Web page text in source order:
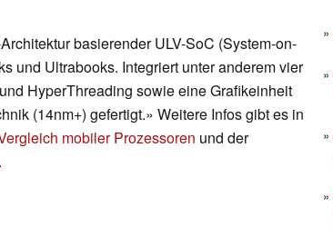
basierender ULV-SoC (System-on-
und Ultrabooks. Integriert unter anderem vier
HyperThreading sowie eine Grafikeinheit
(14nm+) gefertigt.» Weitere Infos gibt es in
mobiler Prozessoren und der
.